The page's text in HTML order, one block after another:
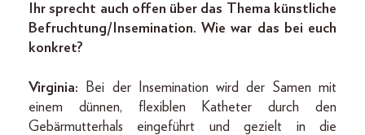
Ihr sprecht auch offen über das Thema künstliche
Befruchtung/Insemination. Wie war das bei euch
konkret?
Virginia: Bei der Insemination wird der Samen mit
einem dünnen, flexiblen Katheter durch den
Gebärmutterhals eingeführt und gezielt in die